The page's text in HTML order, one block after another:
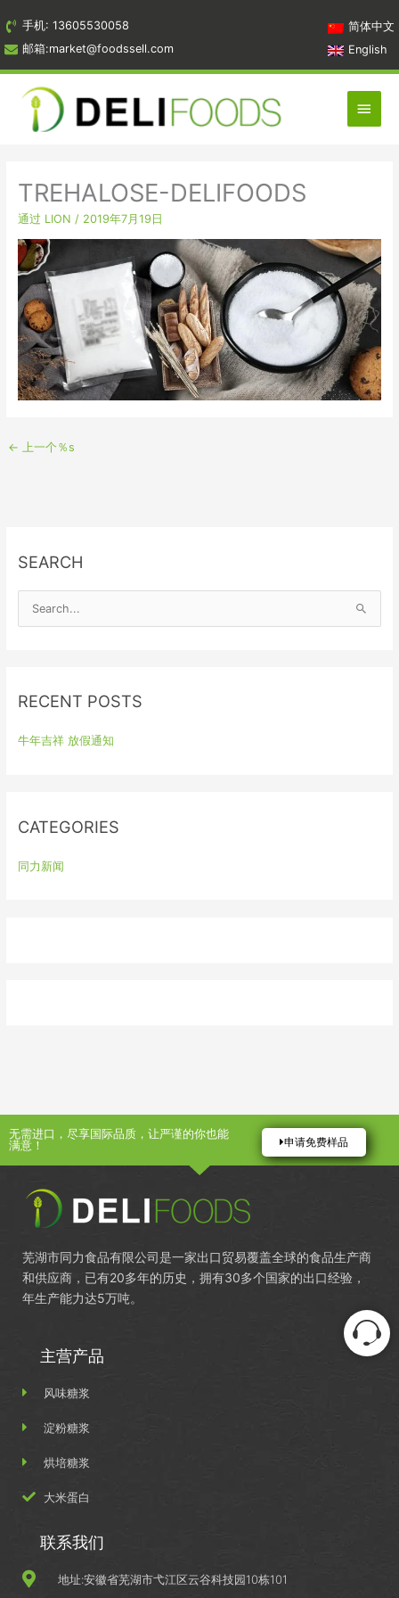
到
内
容
手机: 13605530058
邮箱:market@foodssell.com
简体中文
English
主
菜
TREHALOSE-DELIFOODS
通过 LION / 2019年7月19日
← 上一个％s
SEARCH
c
f
RECENT POSTS
牛年吉祥 放假通知
CATEGORIES
同力新闻
无需进口，尽享国际品质，让严谨的你也能
满意！
申请免费样品
芜湖市同力食品有限公司是一家出口贸易覆盖全球的食品生产商
和供应商，已有20多年的历史，拥有30多个国家的出口经验，
年生产能力达5万吨。
主营产品
风味糖浆
淀粉糖浆
烘培糖浆
大米蛋白
联系我们
地址:安徽省芜湖市弋江区云谷科技园10栋101